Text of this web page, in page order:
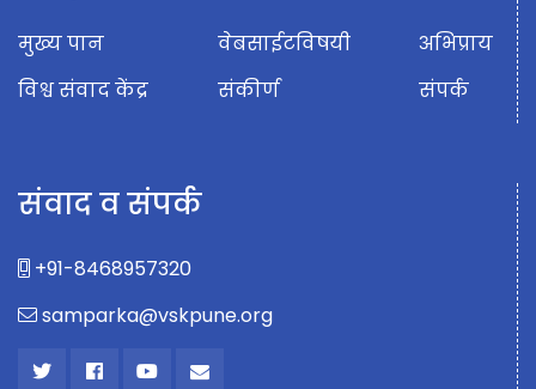
मुख्य पान
विश्व संवाद केंद्र
वेबसाईटविषयी
संकीर्ण
अभिप्राय
संपर्क
संवाद व संपर्क
+91-8468957320
samparka@vskpune.org